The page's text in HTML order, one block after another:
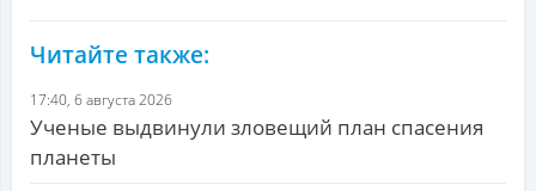
Читайте также:
17:40, 6 августа 2026
Ученые выдвинули зловещий план спасения
планеты